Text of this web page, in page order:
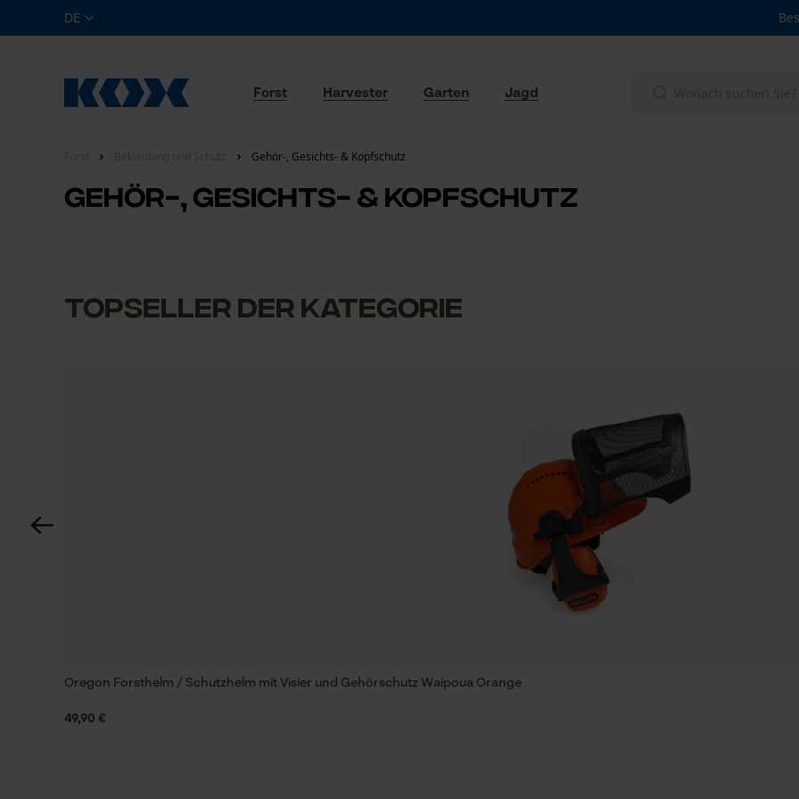
DE
Forst Harvester Garten Jagd
Gehör-, Gesichts- & Kopfschutz
Gehör-, Gesichts- & Kopfschutz
Topseller der Kategorie
Oregon Forsthelm / Schutzhelm mit Visier und Gehörschutz Waipoua Orange
49,90 €